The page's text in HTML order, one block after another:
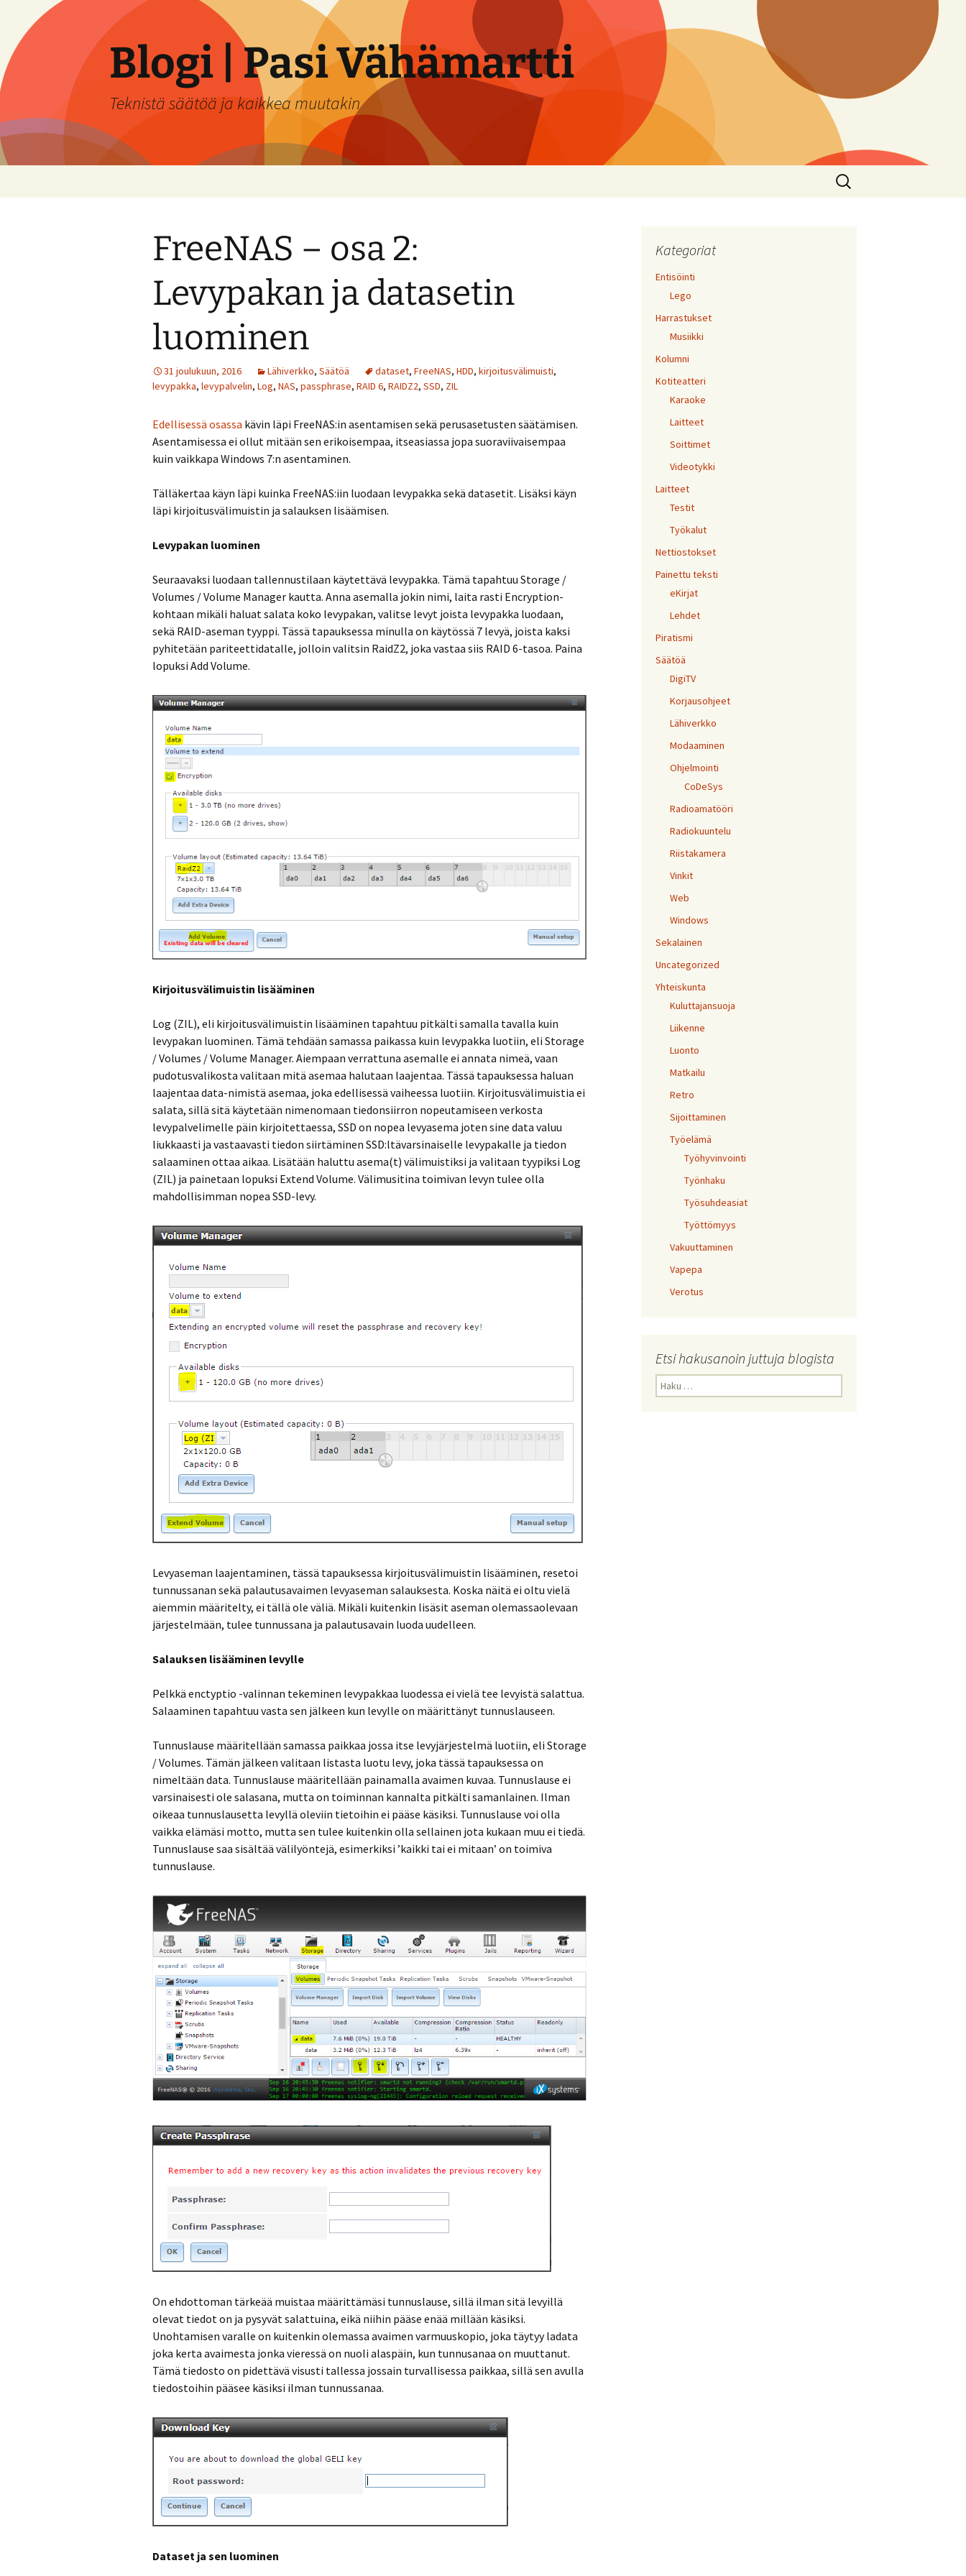
sisältöön
Blogi | Pasi Vähämartti
Teknistä säätöä ja kaikkea muutakin
Haku:
FreeNAS – osa 2:
Levypakan ja datasetin
luominen
31 joulukuun, 2016 Lähiverkko, Säätöä dataset, FreeNAS, HDD, kirjoitusvälimuisti,
levypakka, levypalvelin, Log, NAS, passphrase, RAID 6, RAIDZ2, SSD, ZIL
Edellisessä osassa kävin läpi FreeNAS:in asentamisen sekä perusasetusten säätämisen.
Asentamisessa ei ollut mitään sen erikoisempaa, itseasiassa jopa suoraviivaisempaa
kuin vaikkapa Windows 7:n asentaminen.
Tälläkertaa käyn läpi kuinka FreeNAS:iin luodaan levypakka sekä datasetit. Lisäksi käyn
läpi kirjoitusvälimuistin ja salauksen lisäämisen.
Levypakan luominen
Seuraavaksi luodaan tallennustilaan käytettävä levypakka. Tämä tapahtuu Storage /
Volumes / Volume Manager kautta. Anna asemalla jokin nimi, laita rasti Encryption-
kohtaan mikäli haluat salata koko levypakan, valitse levyt joista levypakka luodaan,
sekä RAID-aseman tyyppi. Tässä tapauksessa minulla on käytössä 7 levyä, joista kaksi
pyhitetään pariteettidatalle, jolloin valitsin RaidZ2, joka vastaa siis RAID 6-tasoa. Paina
lopuksi Add Volume.
Kirjoitusvälimuistin lisääminen
Log (ZIL), eli kirjoitusvälimuistin lisääminen tapahtuu pitkälti samalla tavalla kuin
levypakan luominen. Tämä tehdään samassa paikassa kuin levypakka luotiin, eli Storage
/ Volumes / Volume Manager. Aiempaan verrattuna asemalle ei annata nimeä, vaan
pudotusvalikosta valitaan mitä asemaa halutaan laajentaa. Tässä tapauksessa haluan
laajentaa data-nimistä asemaa, joka edellisessä vaiheessa luotiin. Kirjoitusvälimuistia ei
salata, sillä sitä käytetään nimenomaan tiedonsiirron nopeutamiseen verkosta
levypalvelimelle päin kirjoitettaessa, SSD on nopea levyasema joten sine data valuu
liukkaasti ja vastaavasti tiedon siirtäminen SSD:ltävarsinaiselle levypakalle ja tiedon
salaaminen ottaa aikaa. Lisätään haluttu asema(t) välimuistiksi ja valitaan tyypiksi Log
(ZIL) ja painetaan lopuksi Extend Volume. Välimusitina toimivan levyn tulee olla
mahdollisimman nopea SSD-levy.
Levyaseman laajentaminen, tässä tapauksessa kirjoitusvälimuistin lisääminen, resetoi
tunnussanan sekä palautusavaimen levyaseman salauksesta. Koska näitä ei oltu vielä
aiemmin määritelty, ei tällä ole väliä. Mikäli kuitenkin lisäsit aseman olemassaolevaan
järjestelmään, tulee tunnussana ja palautusavain luoda uudelleen.
Salauksen lisääminen levylle
Pelkkä enctyptio -valinnan tekeminen levypakkaa luodessa ei vielä tee levyistä salattua.
Salaaminen tapahtuu vasta sen jälkeen kun levylle on määrittänyt tunnuslauseen.
Tunnuslause määritellään samassa paikkaa jossa itse levyjärjestelmä luotiin, eli Storage
/ Volumes. Tämän jälkeen valitaan listasta luotu levy, joka tässä tapauksessa on
nimeltään data. Tunnuslause määritellään painamalla avaimen kuvaa. Tunnuslause ei
varsinaisesti ole salasana, mutta on toiminnan kannalta pitkälti samanlainen. Ilman
oikeaa tunnuslausetta levyllä oleviin tietoihin ei pääse käsiksi. Tunnuslause voi olla
vaikka elämäsi motto, mutta sen tulee kuitenkin olla sellainen jota kukaan muu ei tiedä.
Tunnuslause saa sisältää välilyöntejä, esimerkiksi ’kaikki tai ei mitaan’ on toimiva
tunnuslause.
On ehdottoman tärkeää muistaa määrittämäsi tunnuslause, sillä ilman sitä levyillä
olevat tiedot on ja pysyvät salattuina, eikä niihin pääse enää millään käsiksi.
Unohtamisen varalle on kuitenkin olemassa avaimen varmuuskopio, joka täytyy ladata
joka kerta avaimesta jonka vieressä on nuoli alaspäin, kun tunnusanaa on muuttanut.
Tämä tiedosto on pidettävä visusti tallessa jossain turvallisessa paikkaa, sillä sen avulla
tiedostoihin pääsee käsiksi ilman tunnussanaa.
Dataset ja sen luominen
Kategoriat
Entisöinti
Lego
Harrastukset
Musiikki
Kolumni
Kotiteatteri
Karaoke
Laitteet
Soittimet
Videotykki
Laitteet
Testit
Työkalut
Nettiostokset
Painettu teksti
eKirjat
Lehdet
Piratismi
Säätöä
DigiTV
Korjausohjeet
Lähiverkko
Modaaminen
Ohjelmointi
CoDeSys
Radioamatööri
Radiokuuntelu
Riistakamera
Vinkit
Web
Windows
Sekalainen
Uncategorized
Yhteiskunta
Kuluttajansuoja
Liikenne
Luonto
Matkailu
Retro
Sijoittaminen
Työelämä
Työhyvinvointi
Työnhaku
Työsuhdeasiat
Työttömyys
Vakuuttaminen
Vapepa
Verotus
Etsi hakusanoin juttuja blogista
Haku: